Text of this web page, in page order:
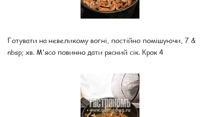
Готувати на невеликому вогні, постійно помішуючи, 7 &
nbsp; хв. М'ясо повинно дати рясний сік. Крок 4